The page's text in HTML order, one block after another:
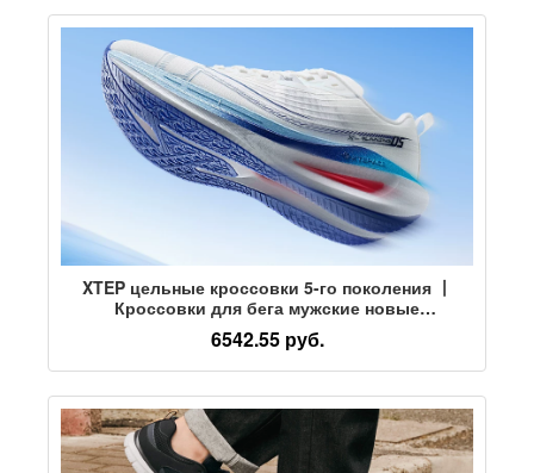
XTEP цельные кроссовки 5-го поколения 丨
Кроссовки для бега мужские новые
амортизирующие для вступительных
экзаменов в среднюю школу спортивные
кроссовки гоночная спортивная обувь 5-го
6542.55 руб.